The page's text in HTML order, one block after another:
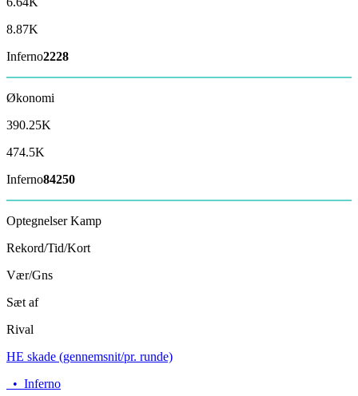
8.87K
Inferno2228
Økonomi
390.25K
474.5K
Inferno84250
OptegnelserKamp
Rekord/Tid/Kort
Vær/Gns
Sæt af
Rival
HE skade (gennemsnit/pr. runde)
• Inferno